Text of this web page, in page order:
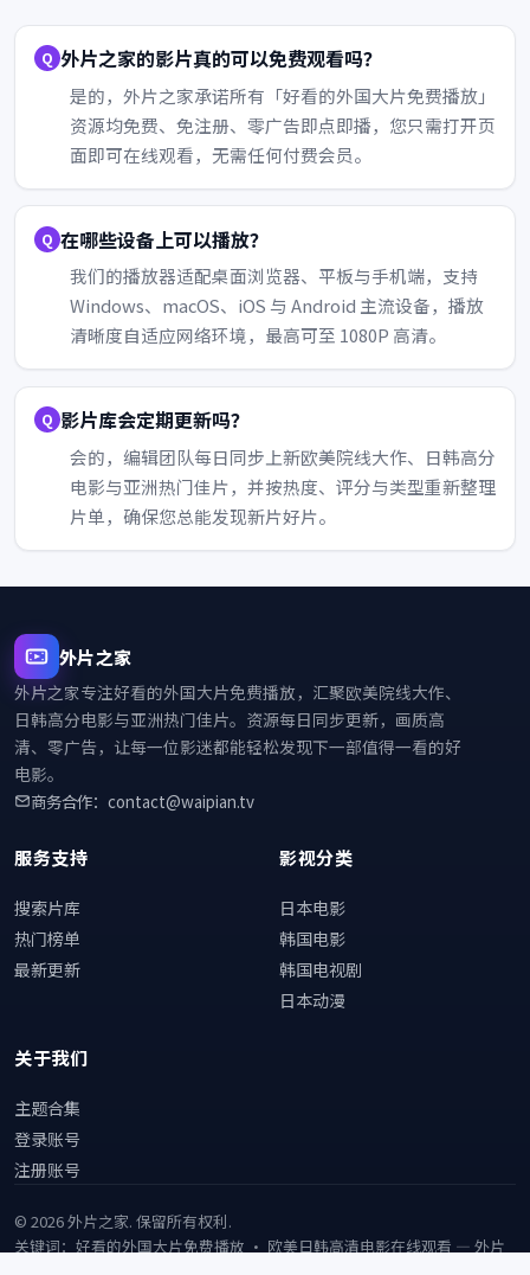
外片之家的影片真的可以免费观看吗？
是的，外片之家承诺所有「好看的外国大片免费播放」
资源均免费、免注册、零广告即点即播，您只需打开页
面即可在线观看，无需任何付费会员。
在哪些设备上可以播放？
我们的播放器适配桌面浏览器、平板与手机端，支持
Windows、macOS、iOS 与 Android 主流设备，播放
清晰度自适应网络环境，最高可至 1080P 高清。
影片库会定期更新吗？
会的，编辑团队每日同步上新欧美院线大作、日韩高分
电影与亚洲热门佳片，并按热度、评分与类型重新整理
片单，确保您总能发现新片好片。
外片之家
外片之家专注好看的外国大片免费播放，汇聚欧美院线大作、
日韩高分电影与亚洲热门佳片。资源每日同步更新，画质高
清、零广告，让每一位影迷都能轻松发现下一部值得一看的好
电影。
商务合作：contact@waipian.tv
服务支持
搜索片库
热门榜单
最新更新
影视分类
日本电影
韩国电影
韩国电视剧
日本动漫
关于我们
主题合集
登录账号
注册账号
© 2026外片之家. 保留所有权利.
关键词：好看的外国大片免费播放 · 欧美日韩高清电影在线观看 — 外片